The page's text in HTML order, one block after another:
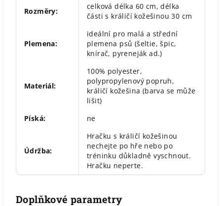
Rozměry:
celková délka 60 cm, délka
části s králičí kožešinou 30 cm
Plemena:
ideální pro malá a střední
plemena psů (šeltie, špic,
knírač, pyreneják ad.)
Materiál:
100% polyester,
polypropylenový popruh,
králičí kožešina (barva se může
lišit)
Píská: ne
Údržba:
Hračku s králičí kožešinou
nechejte po hře nebo po
tréninku důkladně vyschnout.
Hračku neperte.
Doplňkové parametry